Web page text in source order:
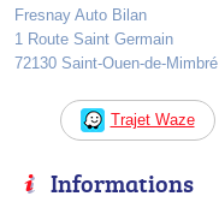
Fresnay Auto Bilan
1 Route Saint Germain
72130 Saint-Ouen-de-Mimbré
Trajet Waze
Informations